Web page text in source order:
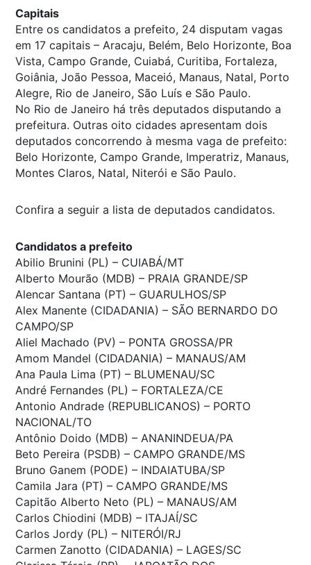
Capitais
Entre os candidatos a prefeito, 24 disputam vagas
em 17 capitais – Aracaju, Belém, Belo Horizonte, Boa
Vista, Campo Grande, Cuiabá, Curitiba, Fortaleza,
Goiânia, João Pessoa, Maceió, Manaus, Natal, Porto
Alegre, Rio de Janeiro, São Luís e São Paulo.
No Rio de Janeiro há três deputados disputando a
prefeitura. Outras oito cidades apresentam dois
deputados concorrendo à mesma vaga de prefeito:
Belo Horizonte, Campo Grande, Imperatriz, Manaus,
Montes Claros, Natal, Niterói e São Paulo.
Confira a seguir a lista de deputados candidatos.
Candidatos a prefeito
Abilio Brunini (PL) – CUIABÁ/MT
Alberto Mourão (MDB) – PRAIA GRANDE/SP
Alencar Santana (PT) – GUARULHOS/SP
Alex Manente (CIDADANIA) – SÃO BERNARDO DO
CAMPO/SP
Aliel Machado (PV) – PONTA GROSSA/PR
Amom Mandel (CIDADANIA) – MANAUS/AM
Ana Paula Lima (PT) – BLUMENAU/SC
André Fernandes (PL) – FORTALEZA/CE
Antonio Andrade (REPUBLICANOS) – PORTO
NACIONAL/TO
Antônio Doido (MDB) – ANANINDEUA/PA
Beto Pereira (PSDB) – CAMPO GRANDE/MS
Bruno Ganem (PODE) – INDAIATUBA/SP
Camila Jara (PT) – CAMPO GRANDE/MS
Capitão Alberto Neto (PL) – MANAUS/AM
Carlos Chiodini (MDB) – ITAJAÍ/SC
Carlos Jordy (PL) – NITERÓI/RJ
Carmen Zanotto (CIDADANIA) – LAGES/SC